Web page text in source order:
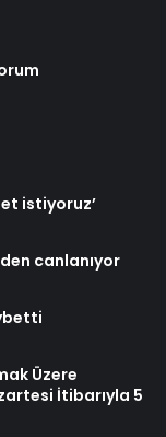
istiyoruz’
canlanıyor
Üzere
İtibarıyla 5